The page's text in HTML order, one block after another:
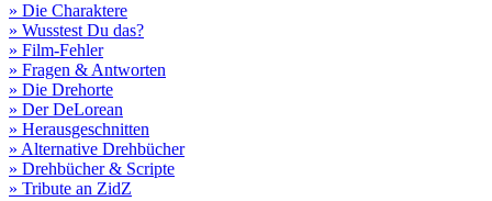
» Die Charaktere
» Wusstest Du das?
» Film-Fehler
» Fragen & Antworten
» Die Drehorte
» Der DeLorean
» Herausgeschnitten
» Alternative Drehbücher
» Drehbücher & Scripte
» Tribute an ZidZ